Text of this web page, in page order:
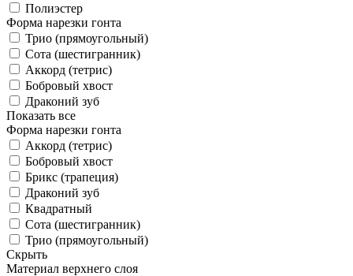
Полиэстер
Форма нарезки гонта
Трио (прямоугольный)
Сота (шестигранник)
Аккорд (тетрис)
Бобровый хвост
Драконий зуб
Показать все
Форма нарезки гонта
Аккорд (тетрис)
Бобровый хвост
Брикс (трапеция)
Драконий зуб
Квадратный
Сота (шестигранник)
Трио (прямоугольный)
Скрыть
Материал верхнего слоя